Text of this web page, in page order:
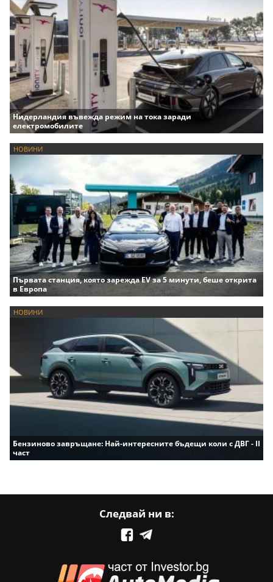
Нидерландия въвежда режим на тока заради
електромобилите
НОВИНИ
Първата станция, която зарежда EV за 5 минути, беше открита
в Европа
НОВИНИ
Бензиново завръщане: Най-интересните бъдещи коли с ДВГ - II
част
Следвай ни в: